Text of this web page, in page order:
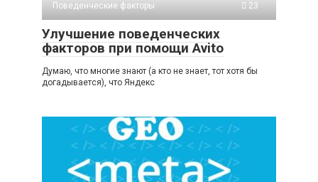
Поведенческие факторы
23
Улучшение поведенческих
факторов при помощи Avito
Думаю, что многие знают (а кто не знает, тот хотя бы
догадывается), что Яндекс